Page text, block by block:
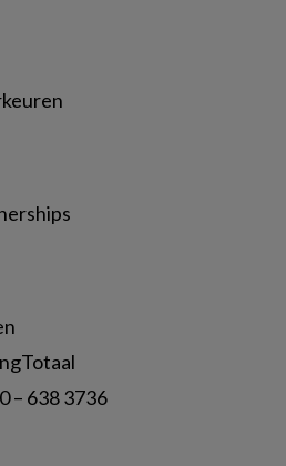
– 638 3736